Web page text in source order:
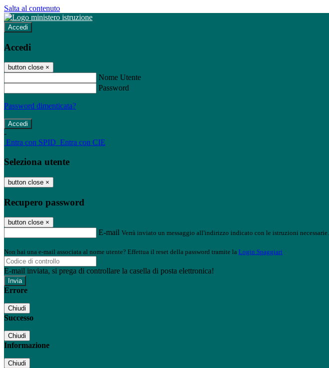
Salta al contenuto
Accedi
Accedi
button close ×
Nome Utente
Password
Password dimenticata?
-
Entra con SPID Entra con CIE
Seleziona utente
button close ×
Recupero password
button close ×
E-mail Verrà inviato un messaggio all'indirizzo indicato con le istruzioni necessarie.
Non hai una e-mail associata al nome utente? Effettua il reset della password tramite la Login Spaggiari
E-mail inviata, si prega di controllare la casella di posta elettronica!
Errore
Chiudi
Successo
Chiudi
Informazione
Chiudi